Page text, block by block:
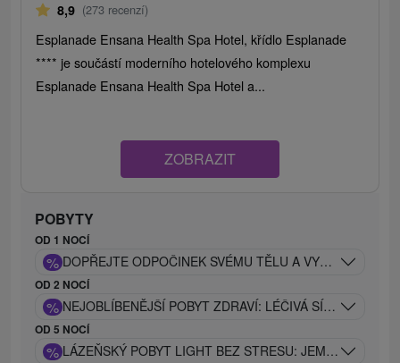
8,9 (273 recenzí)
Esplanade Ensana Health Spa Hotel, křídlo Esplanade
**** je součástí moderního hotelového komplexu
Esplanade Ensana Health Spa Hotel a...
ZOBRAZIT
POBYTY
OD 1 NOCÍ
% DOPŘEJTE ODPOČINEK SVÉMU TĚLU A VYČISTĚTE SI
OD 2 NOCÍ
% NEJOBLÍBENĚJŠÍ POBYT ZDRAVÍ: LÉČIVÁ SÍLA
OD 5 NOCÍ
% LÁZEŇSKÝ POBYT LIGHT BEZ STRESU: JEMNÝ